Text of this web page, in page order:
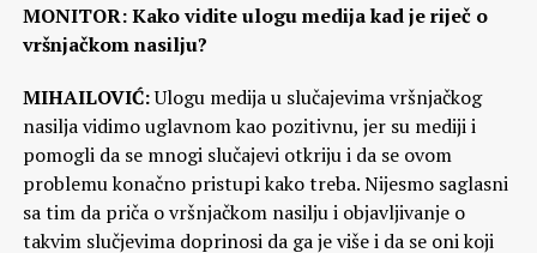
MONITOR: Kako vidite ulogu medija kad je riječ o
vršnjačkom nasilju?
MIHAILOVIĆ:Ulogu medija u slučajevima vršnjačkog
nasilja vidimo uglavnom kao pozitivnu, jer su mediji i
pomogli da se mnogi slučajevi otkriju i da se ovom
problemu konačno pristupi kako treba. Nijesmo saglasni
sa tim da priča o vršnjačkom nasilju i objavljivanje o
takvim slučjevima doprinosi da ga je više i da se oni koji